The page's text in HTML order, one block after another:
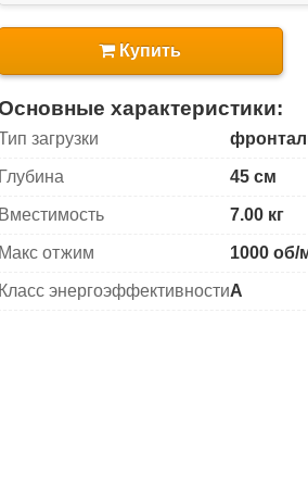
Купить
характеристики:
загрузки
Глубина 45 см
Вместимость 7.00 кг
Макс отжим 1000 об/
Класс энергоэффективностиA